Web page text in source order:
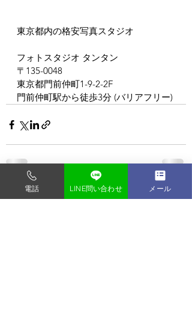
東京都内の格安写真スタジオ
フォトスタジオ タンタン
〒135-0048
東京都門前仲町1-9-2-2F
門前仲町駅から徒歩3分 (バリアフリー)
最新記事 すべて表示
電話 LINE問い合わせ メール